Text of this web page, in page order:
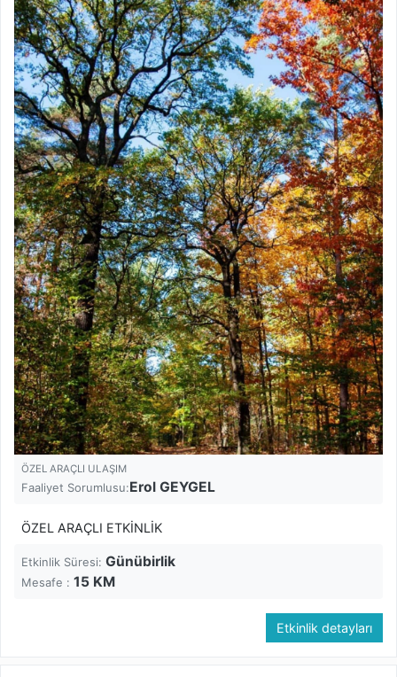
ÖZEL ARAÇLI ULAŞIM
Faaliyet Sorumlusu:Erol GEYGEL
ÖZEL ARAÇLI ETKİNLİK
Etkinlik Süresi: Günübirlik
Mesafe : 15 KM
Etkinlik detayları